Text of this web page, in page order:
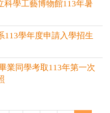
科學工藝博物館113年暑
113學年度申請入學招生
業同學考取113年第一次